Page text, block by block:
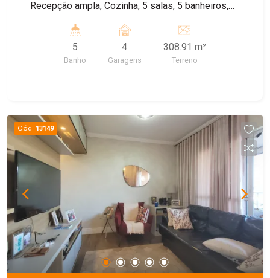
Recepção ampla, Cozinha, 5 salas, 5 banheiros,
Garagem com 4 vagas - Recuo 2 vagas Proximo a
avenida 29, restaurante Barril 2000, restaurante
Harmonize, sorveteria Amorine, padaria Modelo,
5
Banho
4
Garagens
308.91 m²
Terreno
Cód. 13149